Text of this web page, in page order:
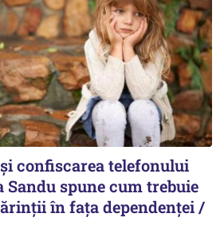
și confiscarea telefonului
Sandu spune cum trebuie
în fața dependenței /